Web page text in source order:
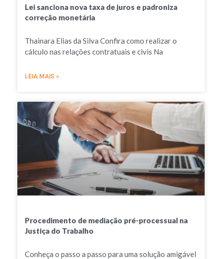
Lei sanciona nova taxa de juros e padroniza
correção monetária
Thainara Elias da Silva Confira como realizar o
cálculo nas relações contratuais e civis Na
LEIA MAIS »
Procedimento de mediação pré-processual na
Justiça do Trabalho
Conheça o passo a passo para uma solução amigável